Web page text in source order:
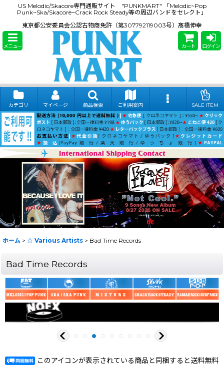
US Melodic/Skacore専門通販サイト "PUNKMART" 「Melodic~Pop
Punk~Ska/Skacore~Crack Rock Steady等の周辺バンドをセレクト」
東京都公安委員会公認古物商免許（第307792119003号）髙橋伸幸
メニュー カート ログイン
カテゴリ マイページ 商品検索 ご利用案内 SALE ITEM
ホーム > ☆ Various Artists > Bad Time Records
Bad Time Records
このアイコンが表示されている商品と同梱すると送料無料